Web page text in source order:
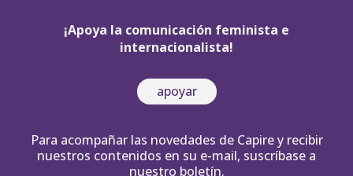
¡Apoya la comunicación feminista e
internacionalista!
apoyar
Para acompañar las novedades de Capire y recibir
nuestros contenidos en su e-mail, suscríbase a
nuestro boletín.